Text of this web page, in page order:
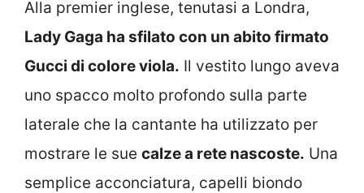
Alla premier inglese, tenutasi a Londra,
Lady Gaga ha sfilato con un abito firmato
Gucci di colore viola. Il vestito lungo aveva
uno spacco molto profondo sulla parte
laterale che la cantante ha utilizzato per
mostrare le sue calze a rete nascoste. Una
semplice acconciatura, capelli biondo